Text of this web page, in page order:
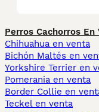
Perros Cachorros En
Chihuahua en venta
Bichón Maltés en
Yorkshire Terrier en
Pomerania en venta
Border Collie en
Teckel en venta